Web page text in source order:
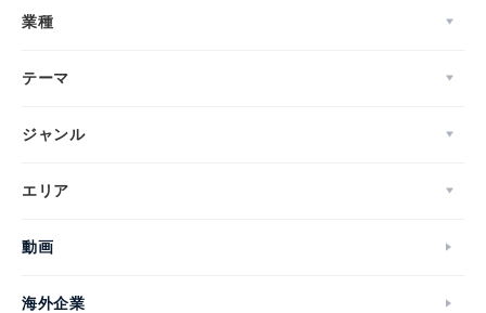
業種
テーマ
ジャンル
エリア
動画
海外企業